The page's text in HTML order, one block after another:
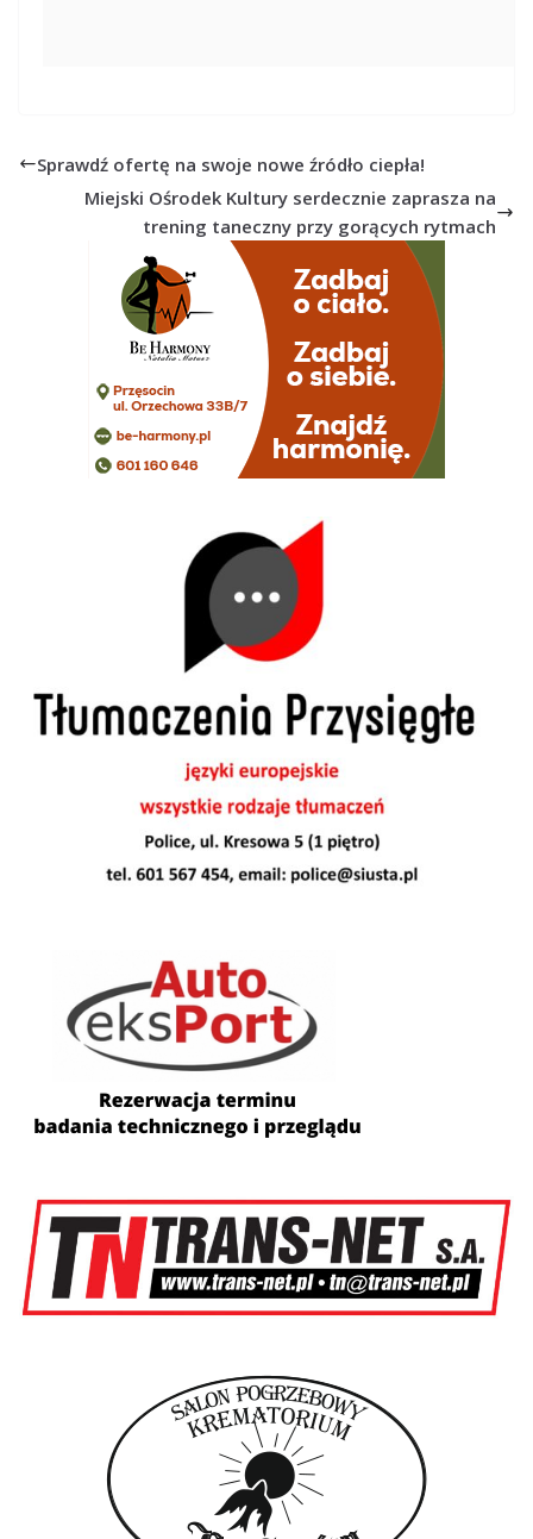
Sprawdź ofertę na swoje nowe źródło ciepła!
Miejski Ośrodek Kultury serdecznie zaprasza na
trening taneczny przy gorących rytmach